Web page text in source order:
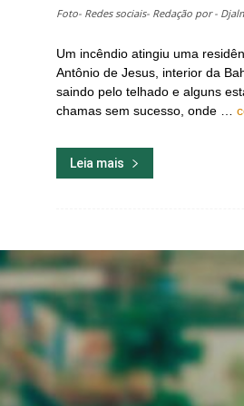
Foto- Redes sociais- Redação por -
Um incêndio atingiu uma
Antônio de Jesus, interior da
saindo pelo telhado e alguns
chamas sem sucesso, onde …
Leia mais